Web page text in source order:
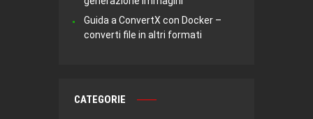
Guida a ConvertX con Docker –
converti file in altri formati
CATEGORIE